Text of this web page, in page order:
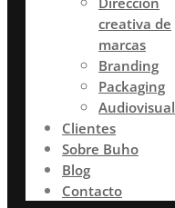
creativa de
marcas
Branding
Packaging
Audiovisual
Clientes
Sobre Buho
Blog
Contacto